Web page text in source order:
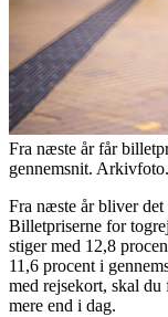
Fra næste år får
gennemsnit. Arkivfoto.
Fra næste år bliver
Billetpriserne for
stiger med 12,8
11,6 procent i
med rejsekort, skal
mere end i dag.